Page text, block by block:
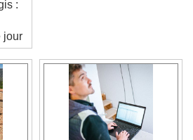
Skip Forward
:
jour